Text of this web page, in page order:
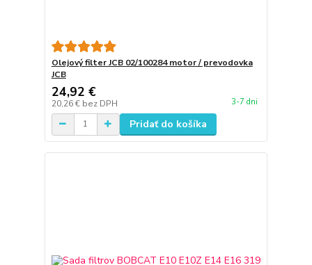
Olejový filter JCB 02/100284 motor / prevodovka
JCB
24,92 €
20,26 € bez DPH 3-7 dni
Pridať do košíka